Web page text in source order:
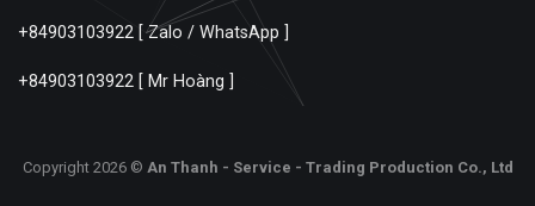
+84903103922 [ Zalo / WhatsApp ]
+84903103922 [ Mr Hoàng ]
Copyright 2026 © An Thanh - Service - Trading Production Co., Ltd